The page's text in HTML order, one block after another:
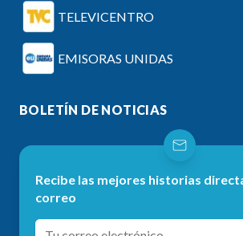
TELEVICENTRO
EMISORAS UNIDAS
BOLETÍN DE NOTICIAS
Recibe las mejores historias
correo